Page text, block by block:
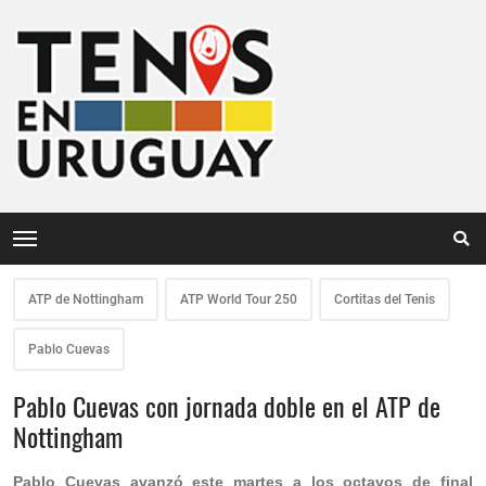
ATP de Nottingham ATP World Tour 250 Cortitas del Tenis
Pablo Cuevas
Pablo Cuevas con jornada doble en el ATP de
Nottingham
Pablo Cuevas avanzó este martes a los octavos de final